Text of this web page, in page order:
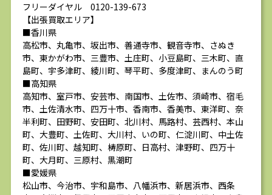
フリーダイヤル 0120-139-673
【出張買取エリア】
■香川県
高松市、丸亀市、坂出市、善通寺市、観音寺市、さぬき
市、東かがわ市、三豊市、土庄町、小豆島町、三木町、直
島町、宇多津町、綾川町、琴平町、多度津町、まんのう町
■高知県
高知市、室戸市、安芸市、南国市、土佐市、須崎市、宿毛
市、土佐清水市、四万十市、香南市、香美市、東洋町、奈
半利町、田野町、安田町、北川村、馬路村、芸西村、本山
町、大豊町、土佐町、大川村、いの町、仁淀川町、中土佐
町、佐川町、越知町、梼原町、日高村、津野町、四万十
町、大月町、三原村、黒潮町
■愛媛県
松山市、今治市、宇和島市、八幡浜市、新居浜市、西条